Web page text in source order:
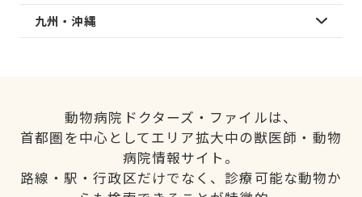
九州・沖縄
動物病院ドクターズ・ファイルは、
首都圏を中心としてエリア拡大中の獣医師・動物
病院情報サイト。
路線・駅・行政区だけでなく、診療可能な動物か